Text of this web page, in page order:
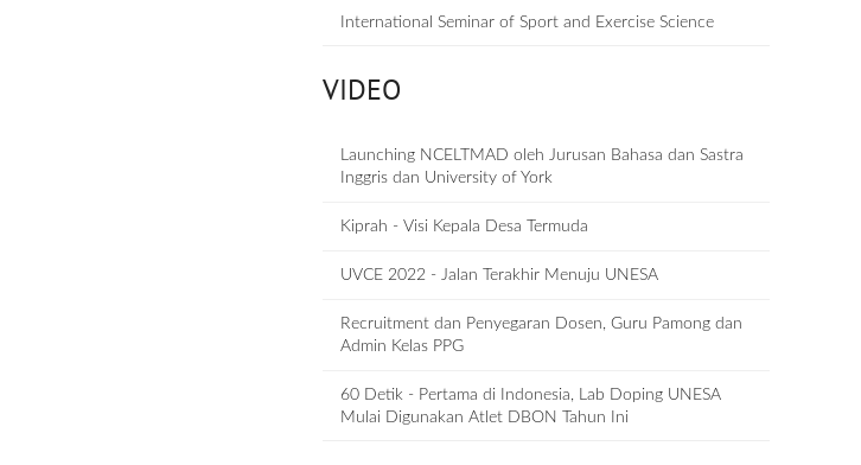
International Seminar of Sport and Exercise Science
VIDEO
Launching NCELTMAD oleh Jurusan Bahasa dan Sastra
Inggris dan University of York
Kiprah - Visi Kepala Desa Termuda
UVCE 2022 - Jalan Terakhir Menuju UNESA
Recruitment dan Penyegaran Dosen, Guru Pamong dan
Admin Kelas PPG
60 Detik - Pertama di Indonesia, Lab Doping UNESA
Mulai Digunakan Atlet DBON Tahun Ini